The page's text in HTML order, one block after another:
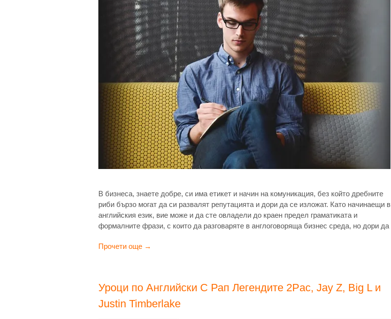
В бизнеса, знаете добре, си има етикет и начин на комуникация, без който дребните
риби бързо могат да си развалят репутацията и дори да се изложат. Като начинаещи в
английския език, вие може и да сте oвладели до краен предел граматиката и
формалните фрази, с които да разговаряте в англоговоряща бизнес среда, но дори да
Прочети още →
Уроци по Английски С Рап Легендите 2Pac, Jay Z, Big L и
Justin Timberlake